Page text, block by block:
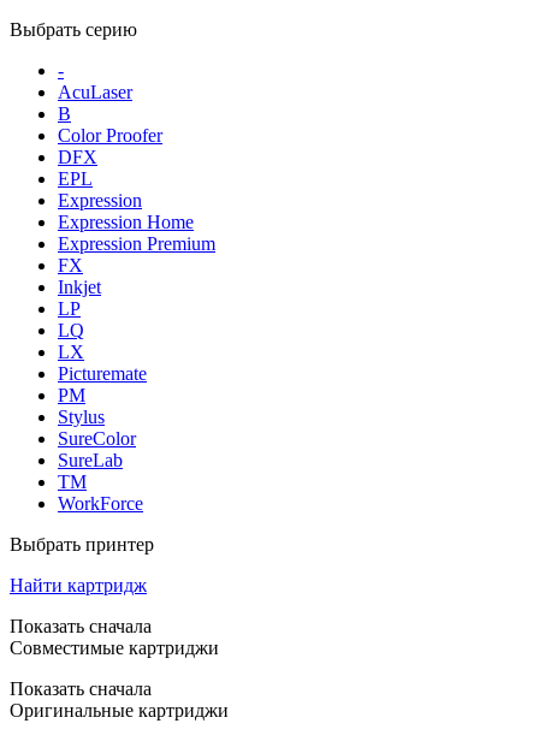
Выбрать серию
-
AcuLaser
B
Color Proofer
DFX
EPL
Expression
Expression Home
Expression Premium
FX
Inkjet
LP
LQ
LX
Picturemate
PM
Stylus
SureColor
SureLab
TM
WorkForce
Выбрать принтер
Найти картридж
Показать сначала
Совместимые картриджи
Показать сначала
Оригинальные картриджи